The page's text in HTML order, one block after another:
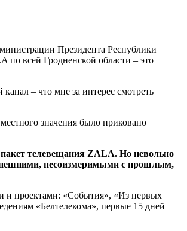
Президента Республики
по всей Гродненской области – это
– что мне за интерес смотреть
значения было приковано
телевещания ZALA. Но невольно
несоизмеримыми с прошлым,
и проектами: «События», «Из первых
«Белтелекома», первые 15 дней